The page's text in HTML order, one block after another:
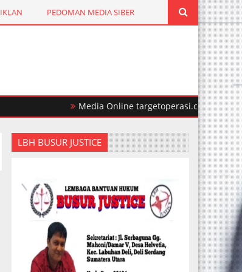
IKLAN PEDOMAN MEDIA SIBER
Media Online targetoperasi.com
LBH BUSUR JUSTICE